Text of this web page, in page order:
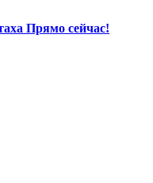
Прямо сейчас!